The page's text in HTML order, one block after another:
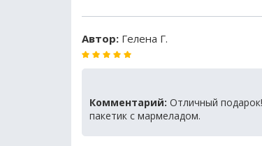
Автор: Гелена Г.
Комментарий: Отличный
пакетик с мармеладом.